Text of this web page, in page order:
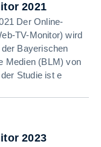
2021
Der Online-
TV-Monitor) wird
Bayerischen
Medien (BLM) von
Studie ist e
2023